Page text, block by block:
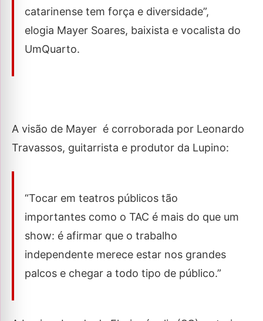
catarinense tem força e diversidade”,
elogia Mayer Soares, baixista e vocalista do
UmQuarto.
A visão de Mayer é corroborada por Leonardo
Travassos, guitarrista e produtor da Lupino:
“Tocar em teatros públicos tão
importantes como o TAC é mais do que um
show: é afirmar que o trabalho
independente merece estar nos grandes
palcos e chegar a todo tipo de público.”